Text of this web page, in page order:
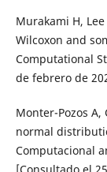
Murakami H,
Wilcoxon and
Computational
de febrero de
Monter-Pozos
normal
Computacional